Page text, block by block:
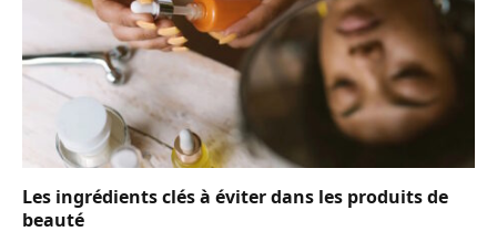
Les ingrédients clés à éviter dans les produits de
beauté